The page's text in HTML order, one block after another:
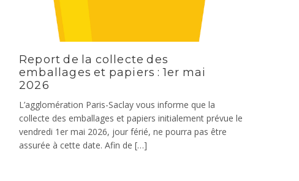
Report de la collecte des
emballages et papiers : 1er mai
2026
L’agglomération Paris-Saclay vous informe que la
collecte des emballages et papiers initialement prévue le
vendredi 1er mai 2026, jour férié, ne pourra pas être
assurée à cette date. Afin de […]